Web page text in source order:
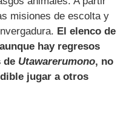
misiones de escolta y
El elenco de
hay regresos
de Utawarerumono, no
jugar a otros